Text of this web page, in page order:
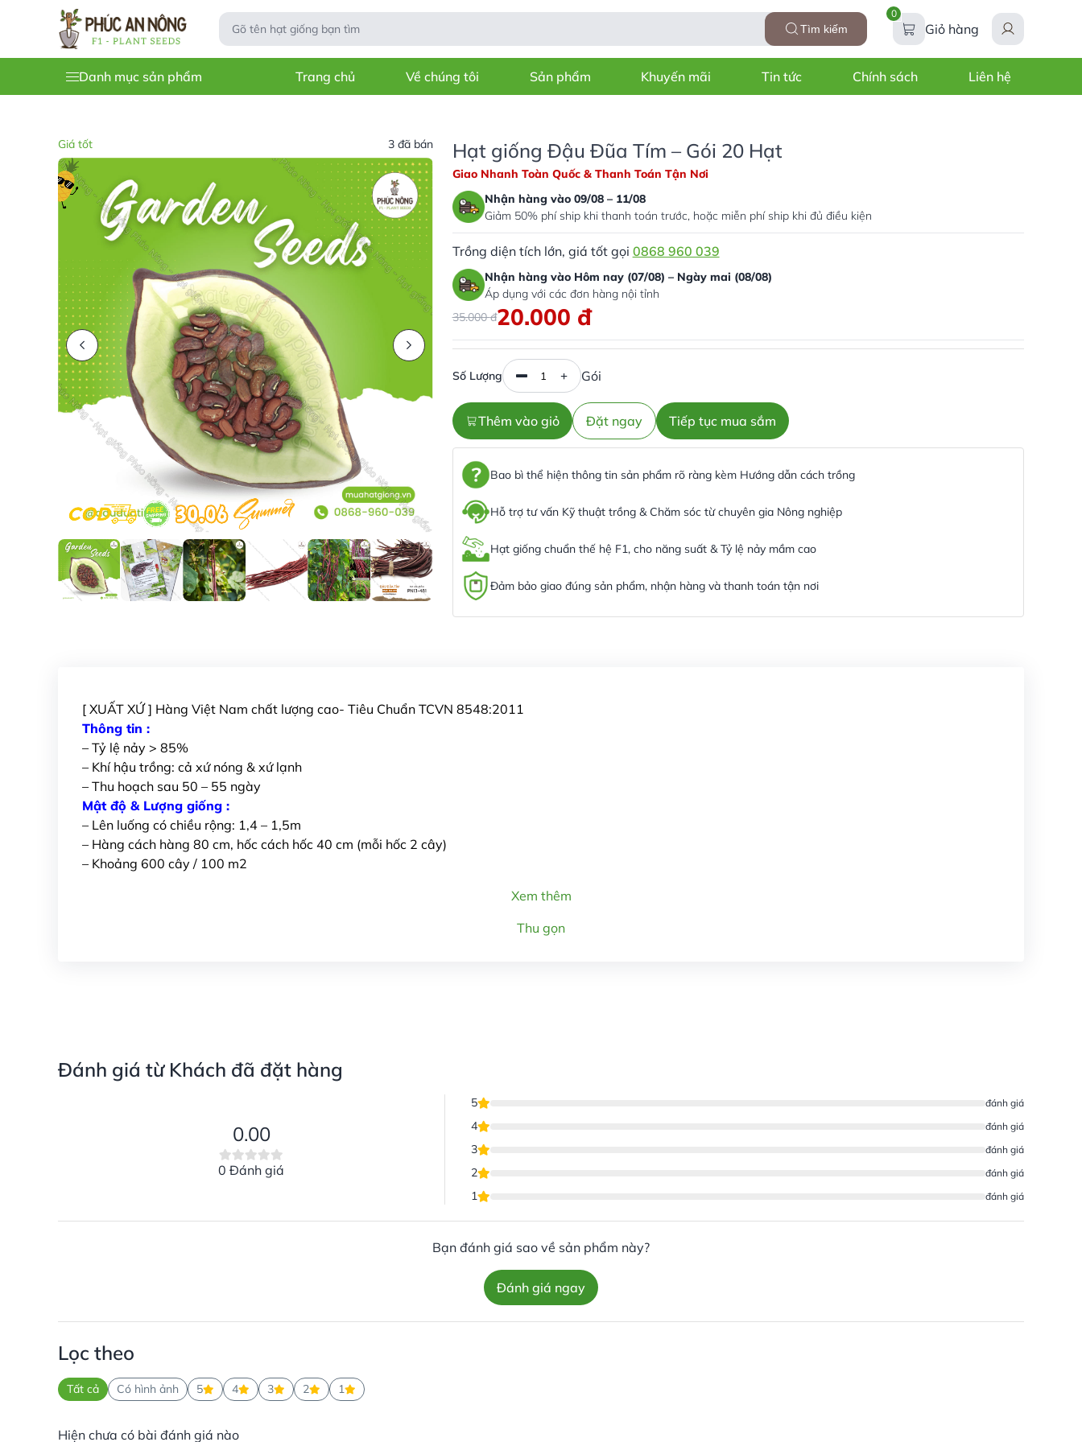
Tìm kiếm
0
Giỏ hàng
Danh mục sản phẩm Trang chủ Về chúng tôi Sản phẩm Khuyến mãi Tin tức Chính sách Liên hệ
Giá tốt 3 đã bán Hạt giống Đậu Đũa Tím – Gói 20 Hạt
Giao Nhanh Toàn Quốc & Thanh Toán Tận Nơi
Nhận hàng vào 09/08 – 11/08
Giảm 50% phí ship khi thanh toán trước, hoặc miễn phí ship khi đủ điều kiện
Trồng diện tích lớn, giá tốt gọi 0868 960 039
Nhận hàng vào Hôm nay (07/08) – Ngày mai (08/08)
Áp dụng với các đơn hàng nội tỉnh
35.000đ20.000 đ
Số Lượng Gói
Thêm vào giỏ Đặt ngay Tiếp tục mua sắm
Bao bì thể hiện thông tin sản phẩm rõ ràng kèm Hướng dẫn cách trồng
Hỗ trợ tư vấn Kỹ thuật trồng & Chăm sóc từ chuyên gia Nông nghiệp
Hạt giống chuẩn thế hệ F1, cho năng suất & Tỷ lệ nảy mầm cao
Đảm bảo giao đúng sản phẩm, nhận hàng và thanh toán tận nơi
[ XUẤT XỨ ] Hàng Việt Nam chất lượng cao- Tiêu Chuẩn TCVN 8548:2011
Thông tin :
– Tỷ lệ nảy > 85%
– Khí hậu trồng: cả xứ nóng & xứ lạnh
– Thu hoạch sau 50 – 55 ngày
Mật độ & Lượng giống :
– Lên luống có chiều rộng: 1,4 – 1,5m
– Hàng cách hàng 80 cm, hốc cách hốc 40 cm (mỗi hốc 2 cây)
– Khoảng 600 cây / 100 m2
Xem thêm
Thu gọn
Đánh giá từ Khách đã đặt hàng
0.00
0 Đánh giá
5 đánh giá
4 đánh giá
3 đánh giá
2 đánh giá
1 đánh giá
Bạn đánh giá sao về sản phẩm này?
Đánh giá ngay
Lọc theo
Tất cả Có hình ảnh 5 4 3 2 1
Hiện chưa có bài đánh giá nào